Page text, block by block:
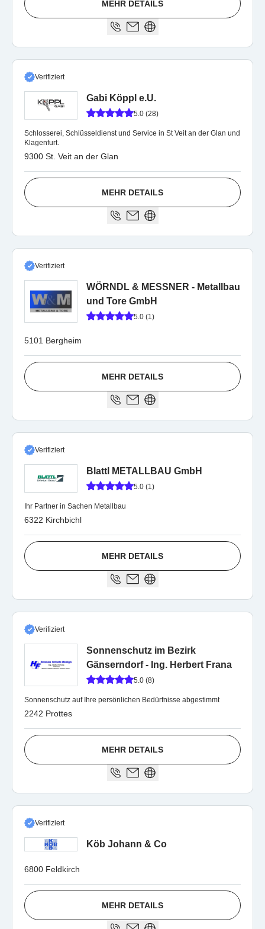
MEHR DETAILS
Verifiziert
Gabi Köppl e.U.
5.0 (28)
Schlosserei, Schlüsseldienst und Service in St Veit an der Glan und
Klagenfurt.
9300 St. Veit an der Glan
MEHR DETAILS
Verifiziert
WÖRNDL & MESSNER - Metallbau
und Tore GmbH
5.0 (1)
5101 Bergheim
MEHR DETAILS
Verifiziert
Blattl METALLBAU GmbH
5.0 (1)
Ihr Partner in Sachen Metallbau
6322 Kirchbichl
MEHR DETAILS
Verifiziert
Sonnenschutz im Bezirk
Gänserndorf - Ing. Herbert Frana
5.0 (8)
Sonnenschutz auf Ihre persönlichen Bedürfnisse abgestimmt
2242 Prottes
MEHR DETAILS
Verifiziert
Köb Johann & Co
6800 Feldkirch
MEHR DETAILS